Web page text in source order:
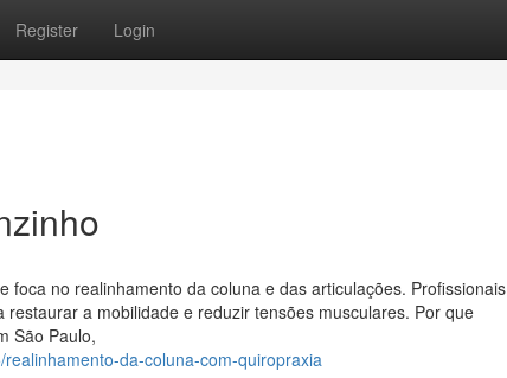
Register Login
no realinhamento da coluna e das articulações. Profissionais
a mobilidade e reduzir tensões musculares. Por que
São Paulo,
da-coluna-com-quiropraxia